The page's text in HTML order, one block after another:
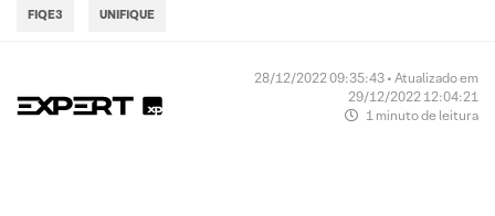
FIQE3 UNIFIQUE
28/12/2022 09:35:43 • Atualizado em
29/12/2022 12:04:21
1 minuto de leitura